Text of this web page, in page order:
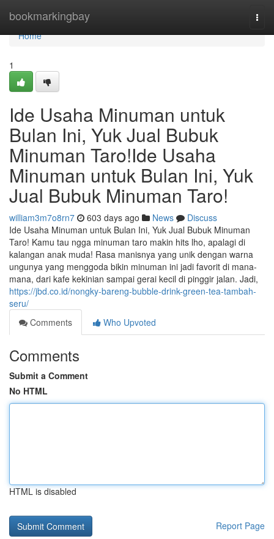
bookmarkingbay
Home
Home
1
Ide Usaha Minuman untuk
Bulan Ini, Yuk Jual Bubuk
Minuman Taro!Ide Usaha
Minuman untuk Bulan Ini, Yuk
Jual Bubuk Minuman Taro!
william3m7o8rn7 603 days ago News
Discuss
Ide Usaha Minuman untuk Bulan Ini, Yuk Jual Bubuk Minuman
Taro! Kamu tau ngga minuman taro makin hits lho, apalagi di
kalangan anak muda! Rasa manisnya yang unik dengan warna
ungunya yang menggoda bikin minuman ini jadi favorit di mana-
mana, dari kafe kekinian sampai gerai kecil di pinggir jalan. Jadi,
https://jbd.co.id/nongky-bareng-bubble-drink-green-tea-tambah-
seru/
Comments
Who Upvoted
Comments
Submit a Comment
No HTML
HTML is disabled
Report Page